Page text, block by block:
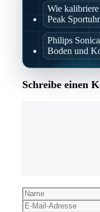
Wie
Peak
Philips
Boden und
Schreibe einen
Name